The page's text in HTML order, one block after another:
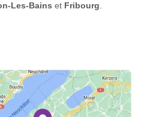
Les-Bains et Fribourg